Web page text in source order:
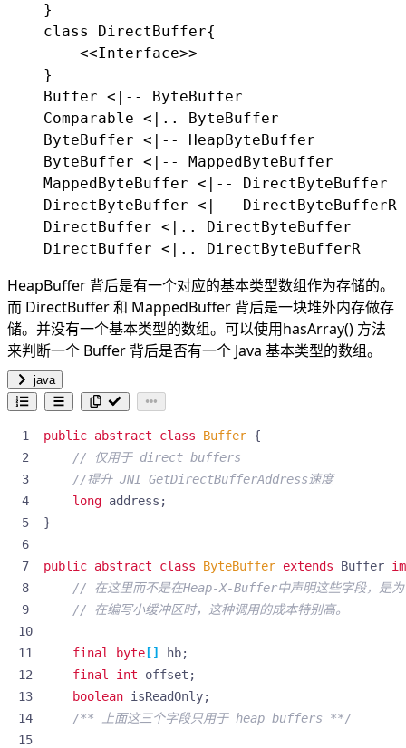
    }
    class DirectBuffer{
        <<Interface>>
    }
    Buffer <|-- ByteBuffer
    Comparable <|.. ByteBuffer
    ByteBuffer <|-- HeapByteBuffer
    ByteBuffer <|-- MappedByteBuffer
    MappedByteBuffer <|-- DirectByteBuffer
    DirectByteBuffer <|-- DirectByteBufferR
    DirectBuffer <|.. DirectByteBuffer
HeapBuffer 背后是有一个对应的基本类型数组作为存储的。
而 DirectBuffer 和 MappedBuffer 背后是一块堆外内存做存
储。并没有一个基本类型的数组。可以使用hasArray() 方法
来判断一个 Buffer 背后是否有一个 Java 基本类型的数组。
java
public abstract class Buffer {
// 仅用于 direct buffers
//提升 JNI GetDirectBufferAddress速度
long address ;
}
public abstract class ByteBuffer extends Buffer
// 在这里而不是在Heap-X-Buffer中声明这些字段，是为
// 在编写小缓冲区时，这种调用的成本特别高。
final byte [] hb;
final
int offset ;
boolean isReadOnly;
/** 上面这三个字段只用于 heap buffers **/